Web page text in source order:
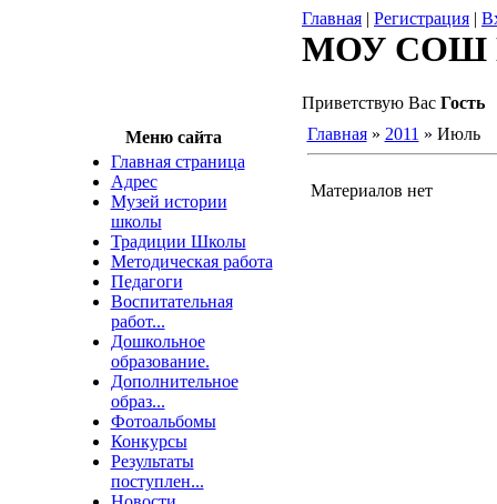
Главная | Регистрация |
МОУ СОШ
Приветствую Вас Гость
Меню сайта
Главная страница
Адрес
Музей истории
школы
Традиции Школы
Методическая работа
Педагоги
Воспитательная
работ...
Дошкольное
образование.
Дополнительное
образ...
Фотоальбомы
Конкурсы
Результаты
поступлен...
Главная» 2011 » Июль
Материалов нет